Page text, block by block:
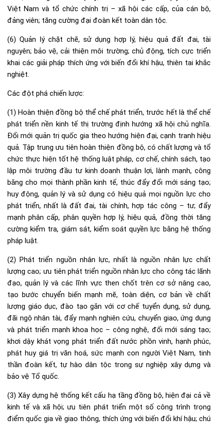
Việt Nam và tổ chức chính trị – xã hội các cấp, của cán bộ,
đảng viên; tăng cường đại đoàn kết toàn dân tộc.
(6) Quản lý chặt chẽ, sử dụng hợp lý, hiệu quả đất đai, tài
nguyên; bảo vệ, cải thiện môi trường; chủ động, tích cực triển
khai các giải pháp thích ứng với biến đổi khí hậu, thiên tai khắc
nghiệt.
Các đột phá chiến lược:
(1) Hoàn thiện đồng bộ thể chế phát triển, trước hết là thể chế
phát triển nền kinh tế thị trường định hướng xã hội chủ nghĩa.
Đổi mới quản trị quốc gia theo hướng hiện đại, cạnh tranh hiệu
quả. Tập trung ưu tiên hoàn thiện đồng bộ, có chất lượng và tổ
chức thực hiện tốt hệ thống luật pháp, cơ chế, chính sách, tạo
lập môi trường đầu tư kinh doanh thuận lợi, lành mạnh, công
bằng cho mọi thành phần kinh tế, thúc đẩy đổi mới sáng tạo;
huy động, quản lý và sử dụng có hiệu quả mọi nguồn lực cho
phát triển, nhất là đất đai, tài chính, hợp tác công – tư; đẩy
mạnh phân cấp, phân quyền hợp lý, hiệu quả, đồng thời tăng
cường kiểm tra, giám sát, kiểm soát quyền lực bằng hệ thống
pháp luật.
(2) Phát triển nguồn nhân lực, nhất là nguồn nhân lực chất
lượng cao; ưu tiên phát triển nguồn nhân lực cho công tác lãnh
đạo, quản lý và các lĩnh vực then chốt trên cơ sở nâng cao,
tạo bước chuyển biến mạnh mẽ, toàn diện, cơ bản về chất
lượng giáo dục, đào tạo gắn với cơ chế tuyển dụng, sử dụng,
đãi ngộ nhân tài, đẩy mạnh nghiên cứu, chuyển giao, ứng dụng
và phát triển mạnh khoa học – công nghệ, đổi mới sáng tạo;
khơi dậy khát vọng phát triển đất nước phồn vinh, hạnh phúc,
phát huy giá trị văn hoá, sức mạnh con người Việt Nam, tinh
thần đoàn kết, tự hào dân tộc trong sự nghiệp xây dựng và
bảo vệ Tổ quốc.
(3) Xây dựng hệ thống kết cấu hạ tầng đồng bộ, hiện đại cả về
kinh tế và xã hội; ưu tiên phát triển một số công trình trọng
điểm quốc gia về giao thông, thích ứng với biến đổi khí hậu; chú